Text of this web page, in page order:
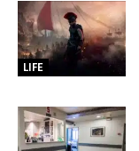
LIFE